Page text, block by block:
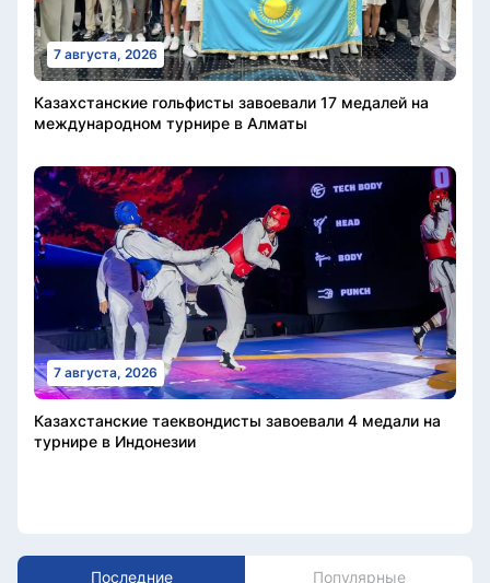
7 августа, 2026
Казахстанские гольфисты завоевали 17 медалей на
международном турнире в Алматы
7 августа, 2026
Казахстанские таеквондисты завоевали 4 медали на
турнире в Индонезии
Последние Популярные